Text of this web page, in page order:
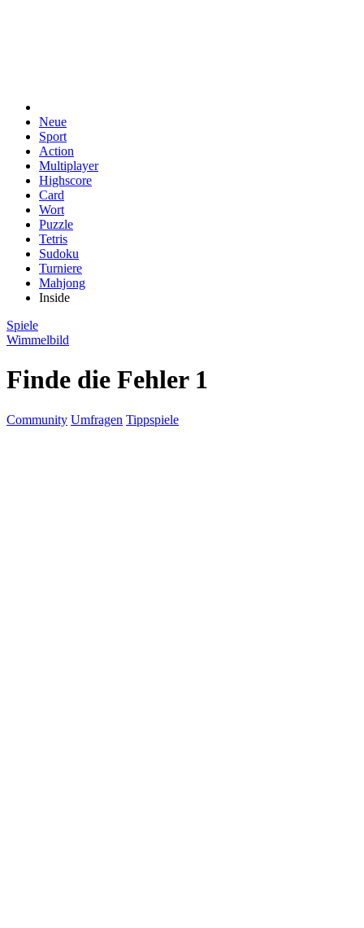
Neue
Sport
Action
Multiplayer
Highscore
Card
Wort
Puzzle
Tetris
Sudoku
Turniere
Mahjong
Inside
Spiele
Wimmelbild
Finde die Fehler 1
Community Umfragen Tippspiele